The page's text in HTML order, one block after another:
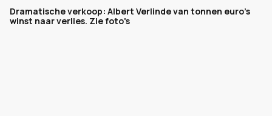
Dramatische verkoop: Albert Verlinde van tonnen euro's
winst naar verlies. Zie foto's